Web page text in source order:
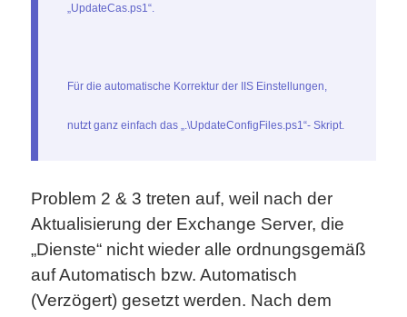
„UpdateCas.ps1“.
Für die automatische Korrektur der IIS Einstellungen,
nutzt ganz einfach das „.\UpdateConfigFiles.ps1“- Skript.
Problem 2 & 3 treten auf, weil nach der
Aktualisierung der Exchange Server, die
„Dienste“ nicht wieder alle ordnungsgemäß
auf Automatisch bzw. Automatisch
(Verzögert) gesetzt werden. Nach dem